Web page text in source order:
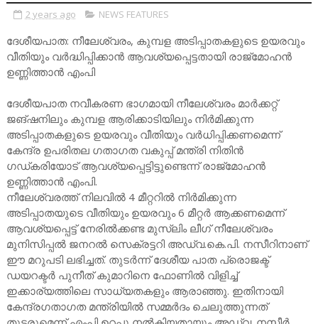
2 years ago NEWS FEATURES
ദേശീയപാത: നീലേശ്വരം, കുമ്പള അടിപ്പാതകളുടെ ഉയരവും
വീതിയും വർദ്ധിപ്പിക്കാൻ ആവശ്യപ്പെട്ടതായി രാജ്മോഹൻ
ഉണ്ണിത്താൻ എംപി
ദേശീയപാത നവീകരണ ഭാഗമായി നീലേശ്വരം മാർക്കറ്റ്
ജങ്ഷനിലും കുമ്പള ആരിക്കാടിയിലും നിർമിക്കുന്ന
അടിപ്പാതകളുടെ ഉയരവും വീതിയും വർധിപ്പിക്കണമെന്ന്
കേന്ദ്ര ഉപരിതല ഗതാഗത വകുപ്പ് മന്ത്രി നിതിൻ
ഗഡ്കരിയോട് ആവശ്യപ്പെട്ടിട്ടുണ്ടെന്ന് രാജ്മോഹൻ
ഉണ്ണിത്താൻ എംപി.
നീലേശ്വരത്ത് നിലവിൽ 4 മീറ്ററിൽ നിർമിക്കുന്ന
അടിപ്പാതയുടെ വീതിയും ഉയരവും 6 മീറ്റർ ആക്കണമെന്ന്
ആവശ്യപ്പെട്ട് നേരിൽക്കണ്ട മുസ്ലിം ലീഗ് നീലേശ്വരം
മുനിസിപ്പൽ ജനറൽ സെക്രട്ടറി അഡ്വ.കെ.പി. നസീറിനാണ്
ഈ മറുപടി ലഭിച്ചത്. തുടർന്ന് ദേശീയ പാത പ്രൊജക്ട്
ഡയറക്ടർ പുനീത് കുമാറിനെ ഫോണിൽ വിളിച്ച്
ഇക്കാര്യത്തിലെ സാധ്യതകളും ആരാഞ്ഞു. ഇതിനായി
കേന്ദ്രഗതാഗത മന്ത്രിയിൽ സമ്മർദം ചെലുത്തുന്നത്